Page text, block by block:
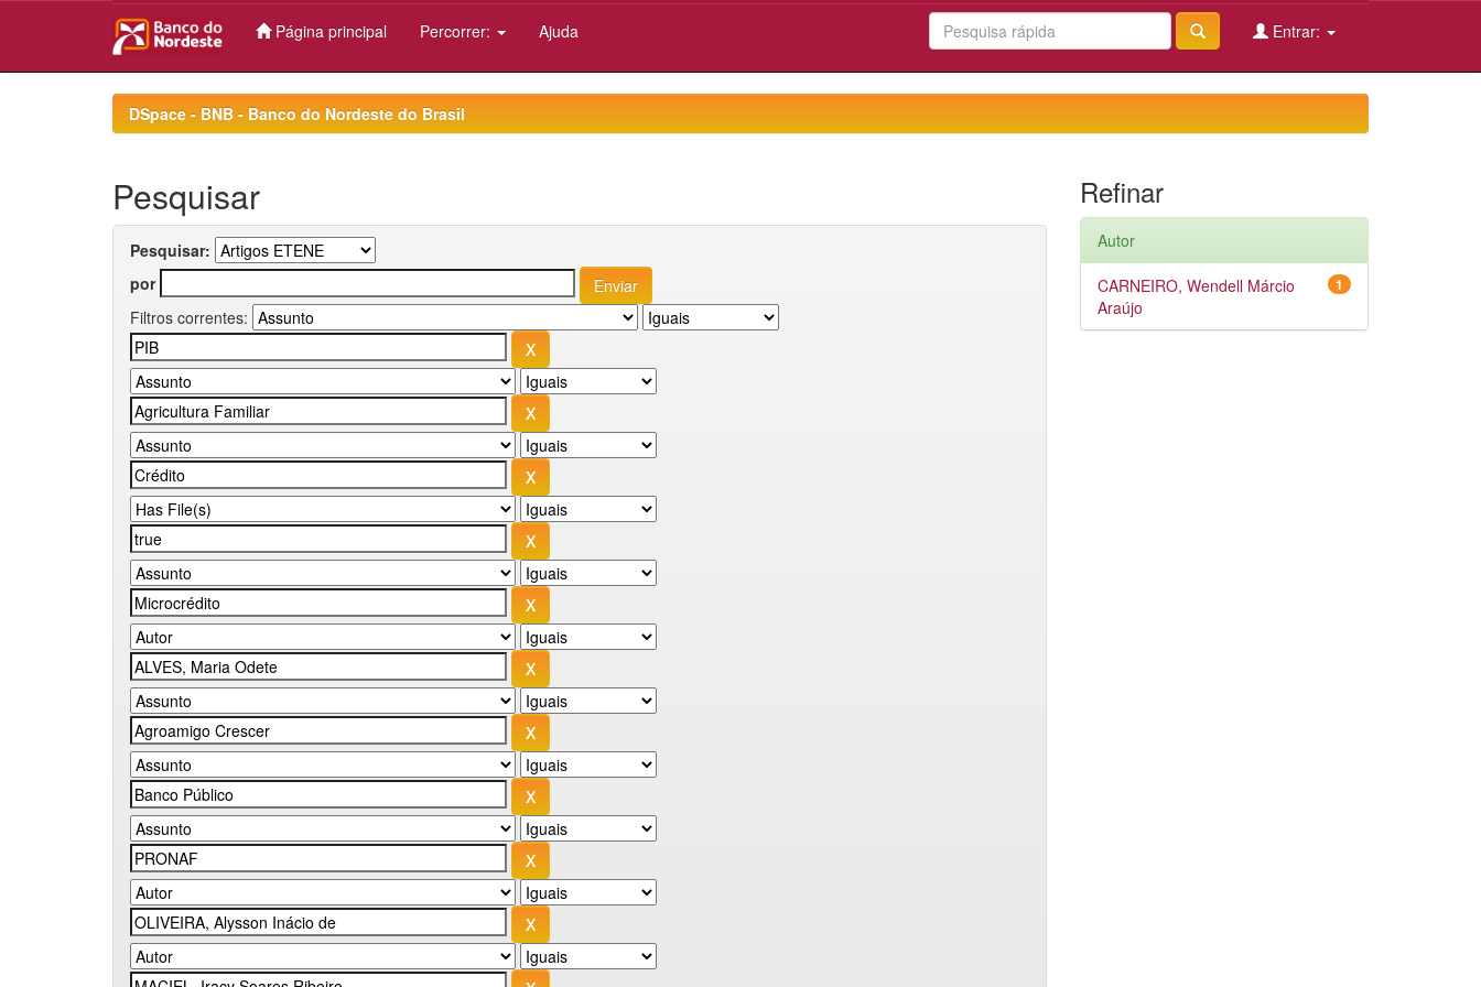
Página principal Percorrer: Ajuda Entrar:
DSpace - BNB - Banco do Nordeste do Brasil
Pesquisar
Pesquisar:
por
Filtros correntes:
Refinar
Autor
1
CARNEIRO, Wendell Márcio
Araújo